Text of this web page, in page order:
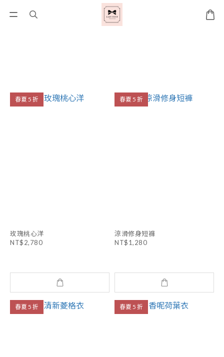
春夏 5 折
玫瑰桃心洋
NT$2,780
春夏 5 折
涼滑修身短褲
NT$1,280
春夏 5 折 春夏 5 折